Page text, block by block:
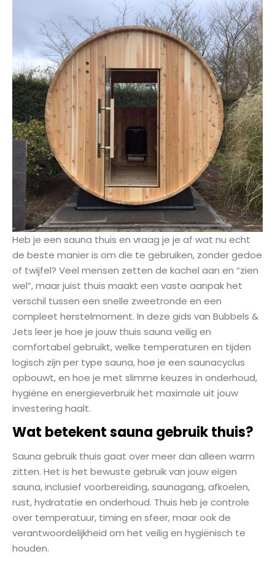
Heb je een sauna thuis en vraag je je af wat nu echt
de beste manier is om die te gebruiken, zonder gedoe
of twijfel? Veel mensen zetten de kachel aan en “zien
wel”, maar juist thuis maakt een vaste aanpak het
verschil tussen een snelle zweetronde en een
compleet herstelmoment. In deze gids van Bubbels &
Jets leer je hoe je jouw thuis sauna veilig en
comfortabel gebruikt, welke temperaturen en tijden
logisch zijn per type sauna, hoe je een saunacyclus
opbouwt, en hoe je met slimme keuzes in onderhoud,
hygiëne en energieverbruik het maximale uit jouw
investering haalt.
Wat betekent sauna gebruik thuis?
Sauna gebruik thuis gaat over meer dan alleen warm
zitten. Het is het bewuste gebruik van jouw eigen
sauna, inclusief voorbereiding, saunagang, afkoelen,
rust, hydratatie en onderhoud. Thuis heb je controle
over temperatuur, timing en sfeer, maar ook de
verantwoordelijkheid om het veilig en hygiënisch te
houden.